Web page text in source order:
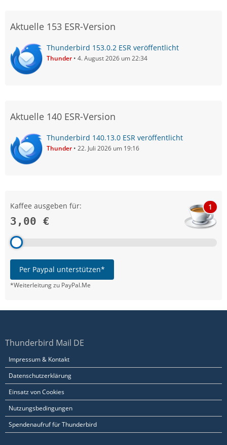
Aktuelle 153 ESR-Version
Thunderbird 153.0.2 ESR veröffentlicht
Thunder 4. August 2026 um 22:34
Aktuelle 140 ESR-Version
Thunderbird 140.13.0 ESR veröffentlicht
Thunder 22. Juli 2026 um 19:16
Kaffee ausgeben für:
3,00 €
1
Per Paypal unterstützen*
*Weiterleitung zu PayPal.Me
Thunderbird Mail DE
Impressum & Kontakt
Datenschutzerklärung
Einsatz von Cookies
Nutzungsbedingungen
Spendenaufruf für Thunderbird